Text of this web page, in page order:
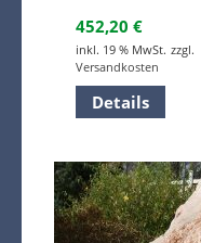
452,20 €
inkl. 19 % MwSt. zzgl.
Versandkosten
Details